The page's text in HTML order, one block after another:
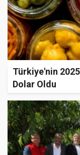
Türkiye'nin
Dolar Oldu